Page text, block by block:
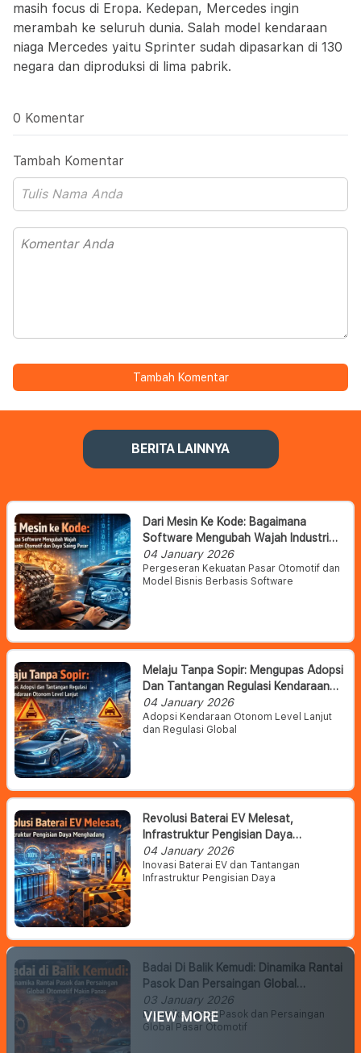
masih focus di Eropa. Kedepan, Mercedes ingin
merambah ke seluruh dunia. Salah model kendaraan
niaga Mercedes yaitu Sprinter sudah dipasarkan di 130
negara dan diproduksi di lima pabrik.
0 Komentar
Tambah Komentar
Tambah Komentar
BERITA LAINNYA
Dari Mesin Ke Kode: Bagaimana
Software Mengubah Wajah Industri
Otomotif Dan Daya Saing Pasar
04 January 2026
Pergeseran Kekuatan Pasar Otomotif dan
Model Bisnis Berbasis Software
Melaju Tanpa Sopir: Mengupas Adopsi
Dan Tantangan Regulasi Kendaraan
Otonom Level Lanjut
04 January 2026
Adopsi Kendaraan Otonom Level Lanjut
dan Regulasi Global
Revolusi Baterai EV Melesat,
Infrastruktur Pengisian Daya
Menghadang
04 January 2026
Inovasi Baterai EV dan Tantangan
Infrastruktur Pengisian Daya
Badai Di Balik Kemudi: Dinamika Rantai
Pasok Dan Persaingan Global
Otomotif Makin Panas
03 January 2026
Dinamika Rantai Pasok dan Persaingan
Global Pasar Otomotif
VIEW MORE